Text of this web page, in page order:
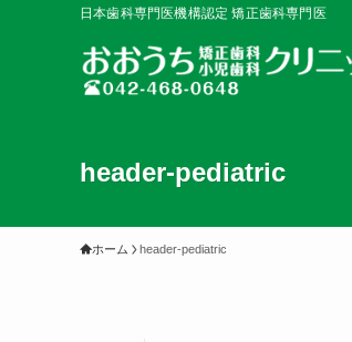
日本歯科専門医機構認定 矯正歯科専門医
header-pediatric
ホーム header-pediatric